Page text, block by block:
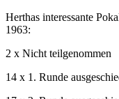
Herthas interessante
1963:
2 x Nicht teilgenommen
14 x 1. Runde